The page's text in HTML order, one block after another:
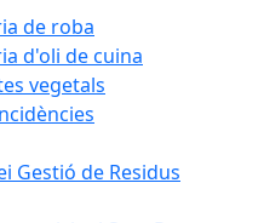
de roba
d'oli de cuina
vegetals
Gestió de Residus